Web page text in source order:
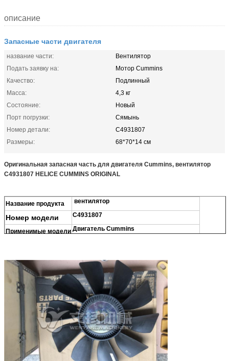
описание
Запасные части двигателя
название части:
Вентилятор
Подать заявку на:
Мотор Cummins
Качество:
Подлинный
Масса:
4,3 кг
Состояние:
Новый
Порт погрузки:
Сямынь
Номер детали:
C4931807
Размеры:
68*70*14 см
Оригинальная запасная часть для двигателя Cummins, вентилятор
C4931807 HELICE CUMMINS ORIGINAL
Название продукта вентилятор
Номер модели C4931807
Применимые модели Двигатель Cummins
Минимальный заказ
1 комплект
15.6 кг
Размеры
68*70*14 см
Количество
лучшее качество
Происхождение
Материковый Китай
Деревянный ящик или картонная коробка
Срок поставки
В течение 2-5 дней